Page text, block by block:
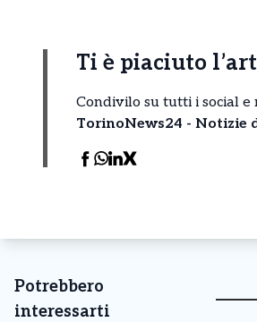
Ti è piaciuto
Condivilo su tutti i social e
TorinoNews24 - Notizie
Potrebbero
interessarti